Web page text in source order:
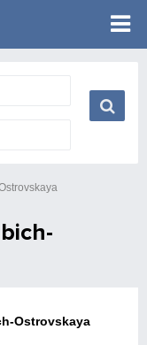
Ostrovskaya